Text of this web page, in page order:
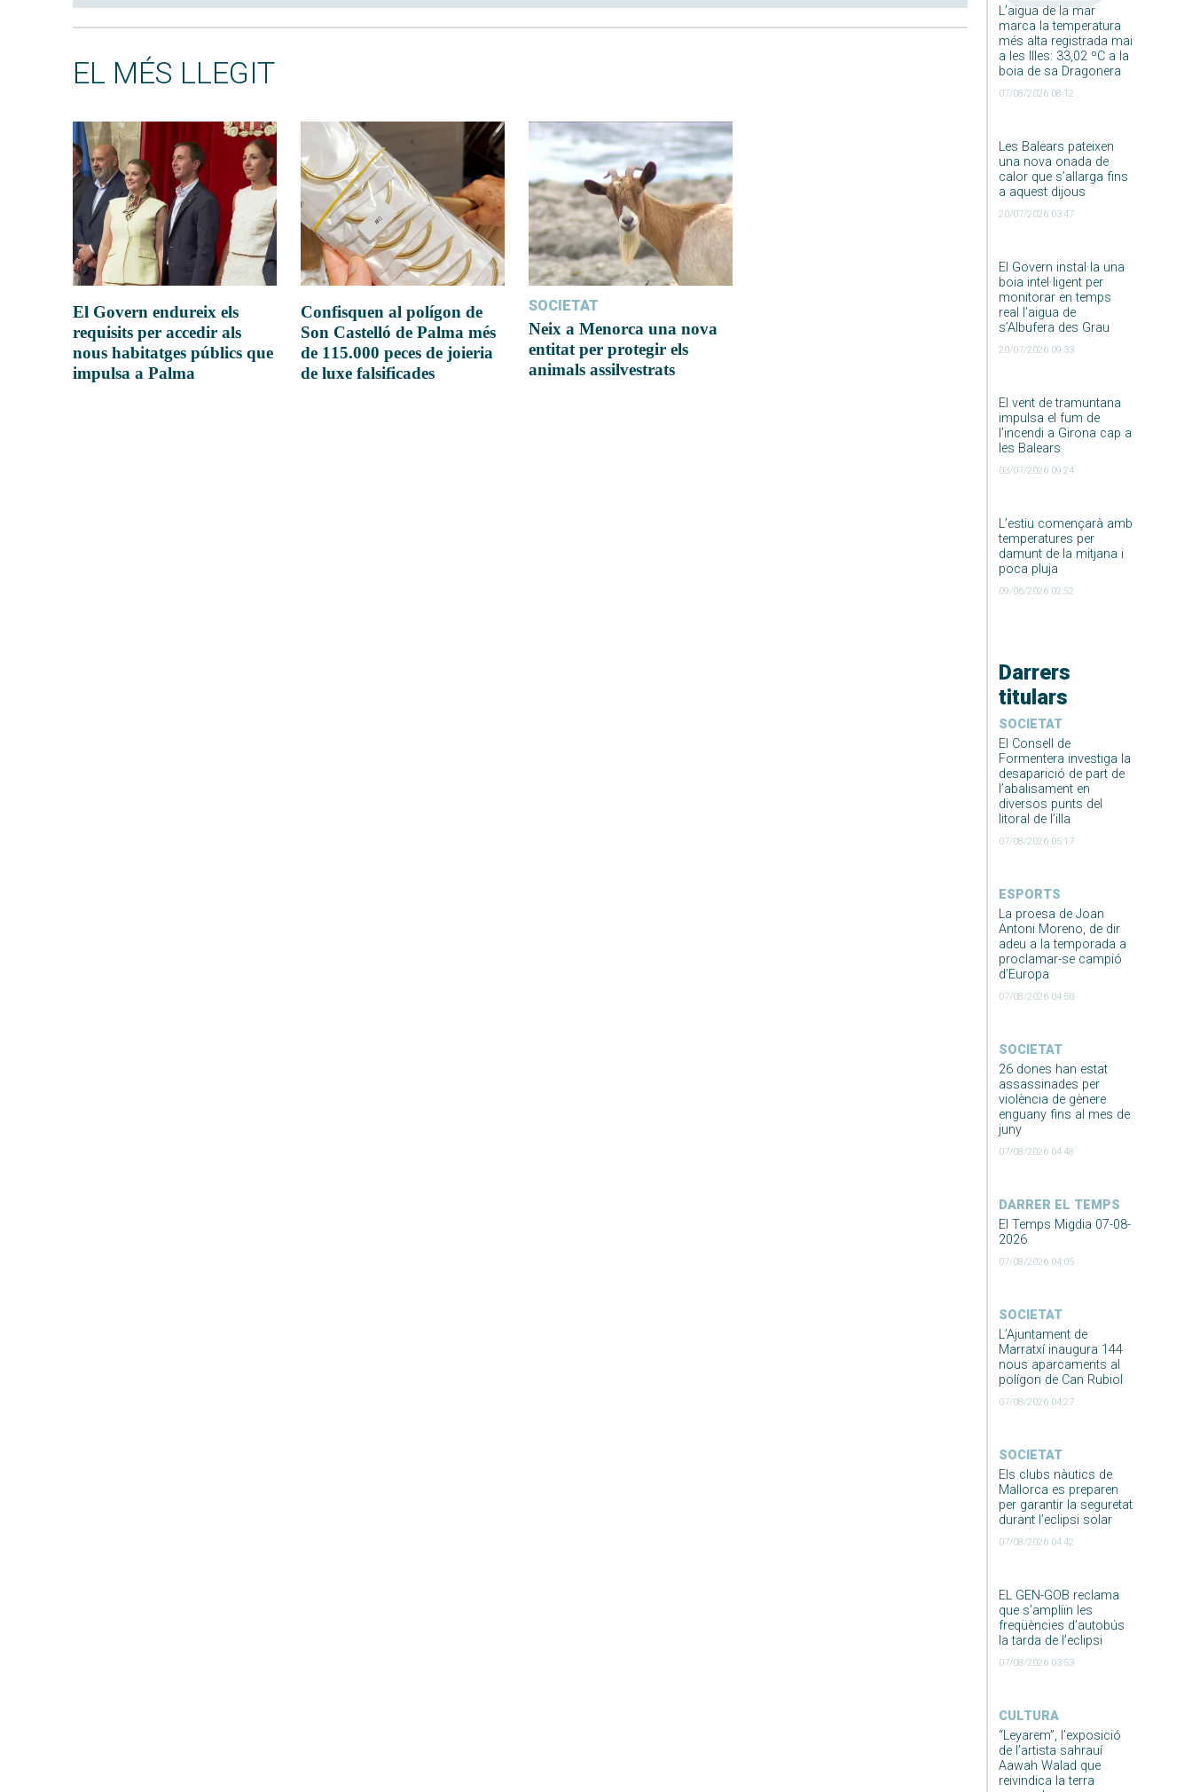
L’aigua de la mar
marca la temperatura
més alta registrada mai
a les Illes: 33,02 ºC a la
boia de sa Dragonera
07/08/2026 08:12
Les Balears pateixen
una nova onada de
calor que s’allarga fins
a aquest dijous
20/07/2026 03:47
El Govern instal·la una
boia intel·ligent per
monitorar en temps
real l’aigua de
s’Albufera des Grau
20/07/2026 09:33
El vent de tramuntana
impulsa el fum de
l’incendi a Girona cap a
les Balears
03/07/2026 09:24
L’estiu començarà amb
temperatures per
damunt de la mitjana i
poca pluja
09/06/2026 02:52
Darrers
titulars
SOCIETAT
El Consell de
Formentera investiga la
desaparició de part de
l’abalisament en
diversos punts del
litoral de l’illa
07/08/2026 05:17
ESPORTS
La proesa de Joan
Antoni Moreno, de dir
adeu a la temporada a
proclamar-se campió
d’Europa
07/08/2026 04:50
SOCIETAT
26 dones han estat
assassinades per
violència de gènere
enguany fins al mes de
juny
07/08/2026 04:48
DARRER EL TEMPS
El Temps Migdia 07-08-
2026
07/08/2026 04:05
SOCIETAT
L’Ajuntament de
Marratxí inaugura 144
nous aparcaments al
polígon de Can Rubiol
07/08/2026 04:27
SOCIETAT
Els clubs nàutics de
Mallorca es preparen
per garantir la seguretat
durant l’eclipsi solar
07/08/2026 04:42
EL GEN-GOB reclama
que s’ampliïn les
freqüències d’autobús
la tarda de l’eclipsi
07/08/2026 03:53
CULTURA
“Leyarem”, l’exposició
de l’artista sahrauí
Aawah Walad que
reivindica la terra
EL MÉS LLEGIT
El Govern endureix els
requisits per accedir als
nous habitatges públics que
impulsa a Palma
Confisquen al polígon de
Son Castelló de Palma més
de 115.000 peces de joieria
de luxe falsificades
SOCIETAT
Neix a Menorca una nova
entitat per protegir els
animals assilvestrats